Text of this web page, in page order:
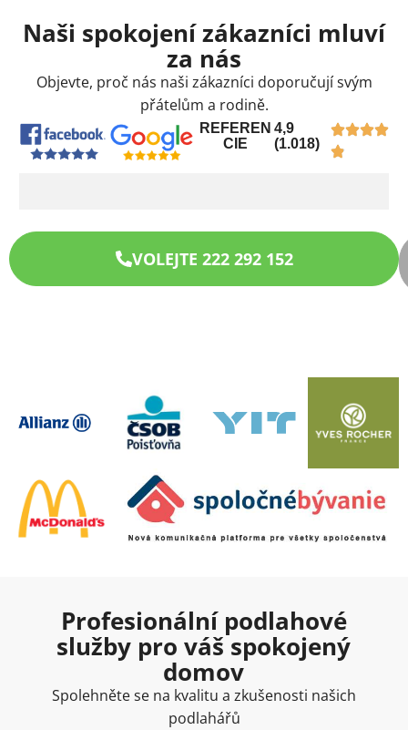
Naši spokojení zákazníci mluví
za nás
Objevte, proč nás naši zákazníci doporučují svým
přátelům a rodině.
REFEREN
CIE
4,9
(1.018)
VOLEJTE 222 292 152
Profesionální podlahové
služby pro váš spokojený
domov
Spolehněte se na kvalitu a zkušenosti našich
podlahářů